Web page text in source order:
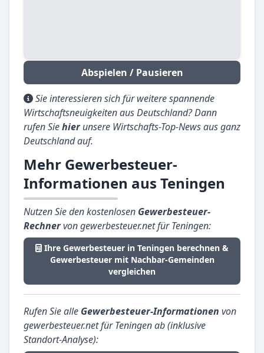
Abspielen / Pausieren
Sie interessieren sich für weitere spannende
Wirtschaftsneuigkeiten aus Deutschland? Dann
rufen Siehierunsere Wirtschafts-Top-News aus ganz
Deutschland auf.
Mehr Gewerbesteuer-
Informationen aus Teningen
Nutzen Sie den kostenlosen Gewerbesteuer-
Rechnervon gewerbesteuer.net für Teningen:
Ihre Gewerbesteuer in Teningen berechnen &
Gewerbesteuer mit Nachbar-Gemeinden
vergleichen
Rufen Sie alle Gewerbesteuer-Informationen von
gewerbesteuer.net für Teningen ab (inklusive
Standort-Analyse):